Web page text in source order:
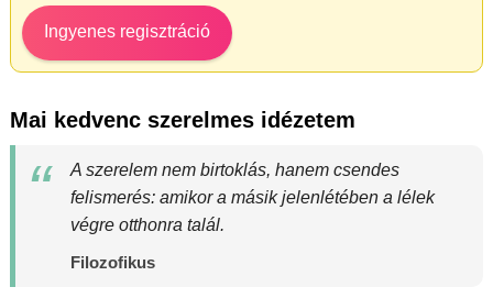
Ingyenes regisztráció
Mai kedvenc szerelmes idézetem
A szerelem nem birtoklás, hanem csendes
felismerés: amikor a másik jelenlétében a lélek
végre otthonra talál.
Filozofikus